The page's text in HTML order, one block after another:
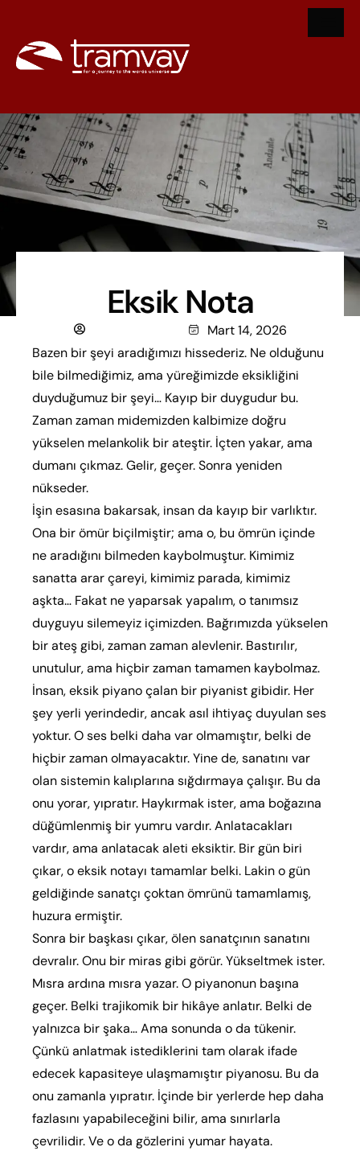
Eksik Nota
Mart 14, 2026
Bazen bir şeyi aradığımızı hissederiz. Ne olduğunu
bile bilmediğimiz, ama yüreğimizde eksikliğini
duyduğumuz bir şeyi… Kayıp bir duygudur bu.
Zaman zaman midemizden kalbimize doğru
yükselen melankolik bir ateştir. İçten yakar, ama
dumanı çıkmaz. Gelir, geçer. Sonra yeniden
nükseder.
İşin esasına bakarsak, insan da kayıp bir varlıktır.
Ona bir ömür biçilmiştir; ama o, bu ömrün içinde
ne aradığını bilmeden kaybolmuştur. Kimimiz
sanatta arar çareyi, kimimiz parada, kimimiz
aşkta… Fakat ne yaparsak yapalım, o tanımsız
duyguyu silemeyiz içimizden. Bağrımızda yükselen
bir ateş gibi, zaman zaman alevlenir. Bastırılır,
unutulur, ama hiçbir zaman tamamen kaybolmaz.
İnsan, eksik piyano çalan bir piyanist gibidir. Her
şey yerli yerindedir, ancak asıl ihtiyaç duyulan ses
yoktur. O ses belki daha var olmamıştır, belki de
hiçbir zaman olmayacaktır. Yine de, sanatını var
olan sistemin kalıplarına sığdırmaya çalışır. Bu da
onu yorar, yıpratır. Haykırmak ister, ama boğazına
düğümlenmiş bir yumru vardır. Anlatacakları
vardır, ama anlatacak aleti eksiktir. Bir gün biri
çıkar, o eksik notayı tamamlar belki. Lakin o gün
geldiğinde sanatçı çoktan ömrünü tamamlamış,
huzura ermiştir.
Sonra bir başkası çıkar, ölen sanatçının sanatını
devralır. Onu bir miras gibi görür. Yükseltmek ister.
Mısra ardına mısra yazar. O piyanonun başına
geçer. Belki trajikomik bir hikâye anlatır. Belki de
yalnızca bir şaka… Ama sonunda o da tükenir.
Çünkü anlatmak istediklerini tam olarak ifade
edecek kapasiteye ulaşmamıştır piyanosu. Bu da
onu zamanla yıpratır. İçinde bir yerlerde hep daha
fazlasını yapabileceğini bilir, ama sınırlarla
çevrilidir. Ve o da gözlerini yumar hayata.